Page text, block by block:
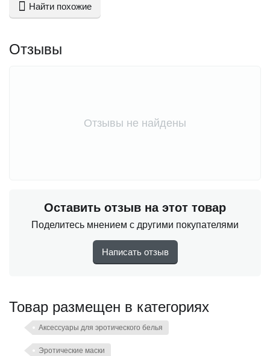
Найти похожие
Отзывы
Отзывы не найдены
Оставить отзыв на этот товар
Поделитесь мнением с другими покупателями
Написать отзыв
Товар размещен в категориях
Аксессуары для эротического белья
Эротические маски